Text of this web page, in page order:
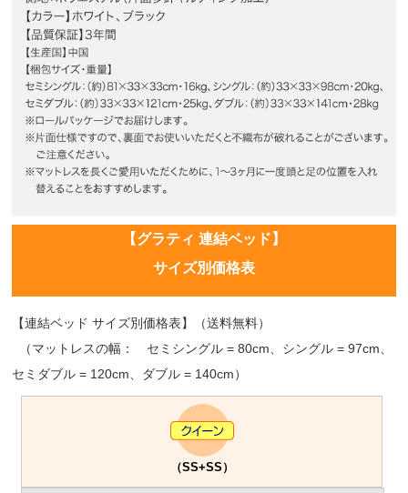
【グラティ 連結ベッド】
サイズ別価格表
【連結ベッド サイズ別価格表】（送料無料）
（マットレスの幅： セミシングル = 80cm、シングル = 97cm、
セミダブル = 120cm、ダブル = 140cm）
（SS+SS）